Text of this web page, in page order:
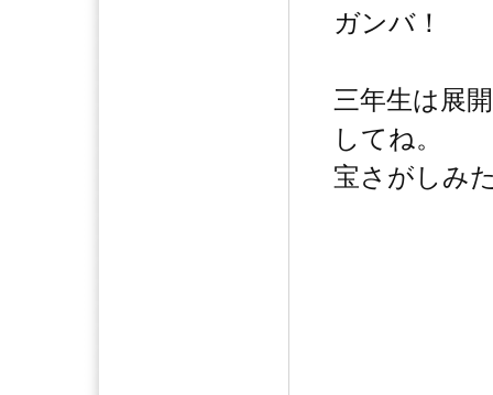
ガンバ！
三年生は展
してね。
宝さがしみ